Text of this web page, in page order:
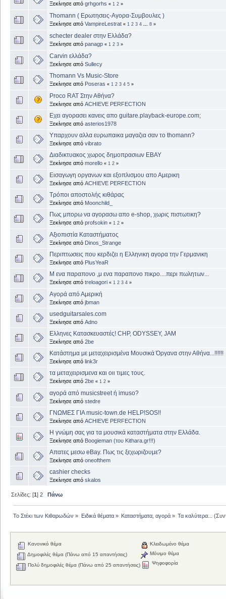
Ξεκίνησε από grhgorhs « 1 2 »
Thomann ( Ερωτησεις-Αγορα-Συμβουλες )
Ξεκίνησε από VampireLestrat « 1 2 3 4 8 »
schecter dealer στην Ελλάδα?
Ξεκίνησε από panagp « 1 2 3 »
Carvin ελλάδα?
Ξεκίνησε από Sullecy
Thomann Vs Music-Store
Ξεκίνησε από Poseras « 1 2 3 4 5 »
Proco RAT Στην Αθήνα?
Ξεκίνησε από ACHIEVE PERFECTION
Εχει αγορασει κανεις απο guitare.playback-europe.com;
Ξεκίνησε από asterios1978
Υπαρχουν αλλα ευρωπαικα μαγαζια σαν το thomann?
Ξεκίνησε από vibrato
Διαδικτυακος χωρος δημοπρασιων EBAY
Ξεκίνησε από morello « 1 2 »
Εισαγωγη οργανων και εξοπλισμου απο Αμερικη
Ξεκίνησε από ACHIEVE PERFECTION
Τρόποι αποστολής κιθάρας
Ξεκίνησε από Moonchild_
Πως μπορω να αγορασω απο e-shop, χωρις πιστωτικη?
Ξεκίνησε από profsokin « 1 2 »
Αξιοπιστία Καταστήματος
Ξεκίνησε από Dinos_Strange
Περιπτωσεις που κερδιζει η Ελληνικη αγορα την Γερμανικη
Ξεκίνησε από PlusYeaR
Μ ενα παραπονο ,μ ενα παραπονο πικρο....περι πωλητων...
Ξεκίνησε από treloagori « 1 2 3 4 »
Αγορά από Αμερική
Ξεκίνησε από jbman
usedguitarsales.com
Ξεκίνησε από Adno
Ελληνες Κατασκευαστές! CHP, ODYSSEY, JAM
Ξεκίνησε από 2be
Κατάστημα με μεταχειρισμένα Μουσικά Όργανα στην Αθήνα...!!!!!!
Ξεκίνησε από link3r
τα μεταχειρισμενα και οιι τιμες τους.
Ξεκίνησε από 2be « 1 2 »
αγορά από musicstreet ή imuso?
Ξεκίνησε από stedre
ΓΝΩΜΕΣ ΓΙΑ music-town.de HELP!SOS!!
Ξεκίνησε από ACHIEVE PERFECTION
Η γνώμη σας για τα μουσικά καταστήματα στην Ελλάδα.
Ξεκίνησε από Boogieman (του Kithara.gr!!!)
Απατες μεσω eBay. Πως τις ξεχωριζουμε?
Ξεκίνησε από oneofthem
cashier checks
Ξεκίνησε από skalos
Σελίδες: [1]2 Πάνω
Το Στέκι των Κιθαρωδών » Ειδικά θέματα» Καταστήματα, αγορά» Τα καλύτερα...
Κανονικό θέμα
Δημοφιλές θέμα (Πάνω από 15 απαντήσεις)
Πολύ δημοφιλές θέμα (Πάνω από 25 απαντήσεις)
Κλειδωμένο θέμα
Μόνιμο θέμα
Ψηφοφορία